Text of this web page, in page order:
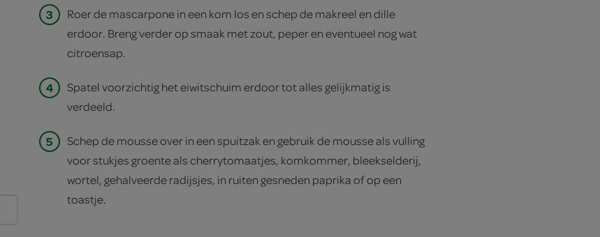
3
Roer de mascarpone in een kom los en schep de makreel en dille
erdoor. Breng verder op smaak met zout, peper en eventueel nog wat
citroensap.
4
Spatel voorzichtig het eiwitschuim erdoor tot alles gelijkmatig is
verdeeld.
5
Schep de mousse over in een spuitzak en gebruik de mousse als vulling
voor stukjes groente als cherrytomaatjes, komkommer, bleekselderij,
wortel, gehalveerde radijsjes, in ruiten gesneden paprika of op een
toastje.